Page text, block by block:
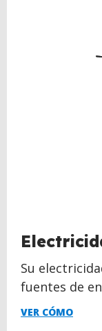
Su
fuentes de
VER CÓMO